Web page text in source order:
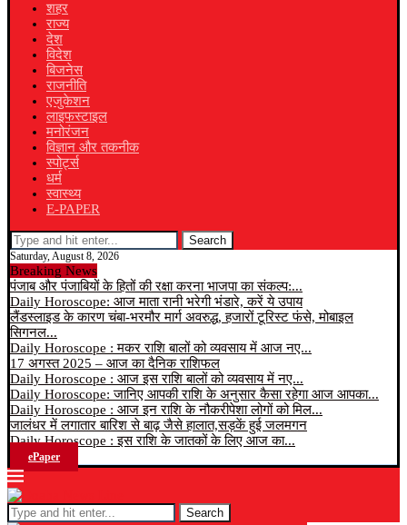
शहर
राज्य
देश
विदेश
बिजनेस
राजनीति
एजुकेशन
लाइफस्टाइल
मनोरंजन
विज्ञान और तकनीक
स्पोर्ट्स
धर्म
स्वास्थ्य
E-PAPER
Search
Saturday, August 8, 2026
Breaking News
पंजाब और पंजाबियों के हितों की रक्षा करना भाजपा का संकल्प:...
Daily Horoscope: आज माता रानी भरेगी भंडारे, करें ये उपाय
लैंडस्लाइड के कारण चंबा-भरमौर मार्ग अवरुद्ध, हजारों टूरिस्ट फंसे, मोबाइल
सिगनल...
Daily Horoscope : मकर राशि बालों को व्यवसाय में आज नए...
17 अगस्त 2025 – आज का दैनिक राशिफल
Daily Horoscope : आज इस राशि बालों को व्यवसाय में नए...
Daily Horoscope: जानिए आपकी राशि के अनुसार कैसा रहेगा आज आपका...
Daily Horoscope : आज इन राशि के नौकरीपेशा लोगों को मिल...
जालंधर में लगातार बारिश से बाढ़ जैसे हालात,सड़कें हुई जलमगन
Daily Horoscope : इस राशि के जातकों के लिए आज का...
ePaper
Search